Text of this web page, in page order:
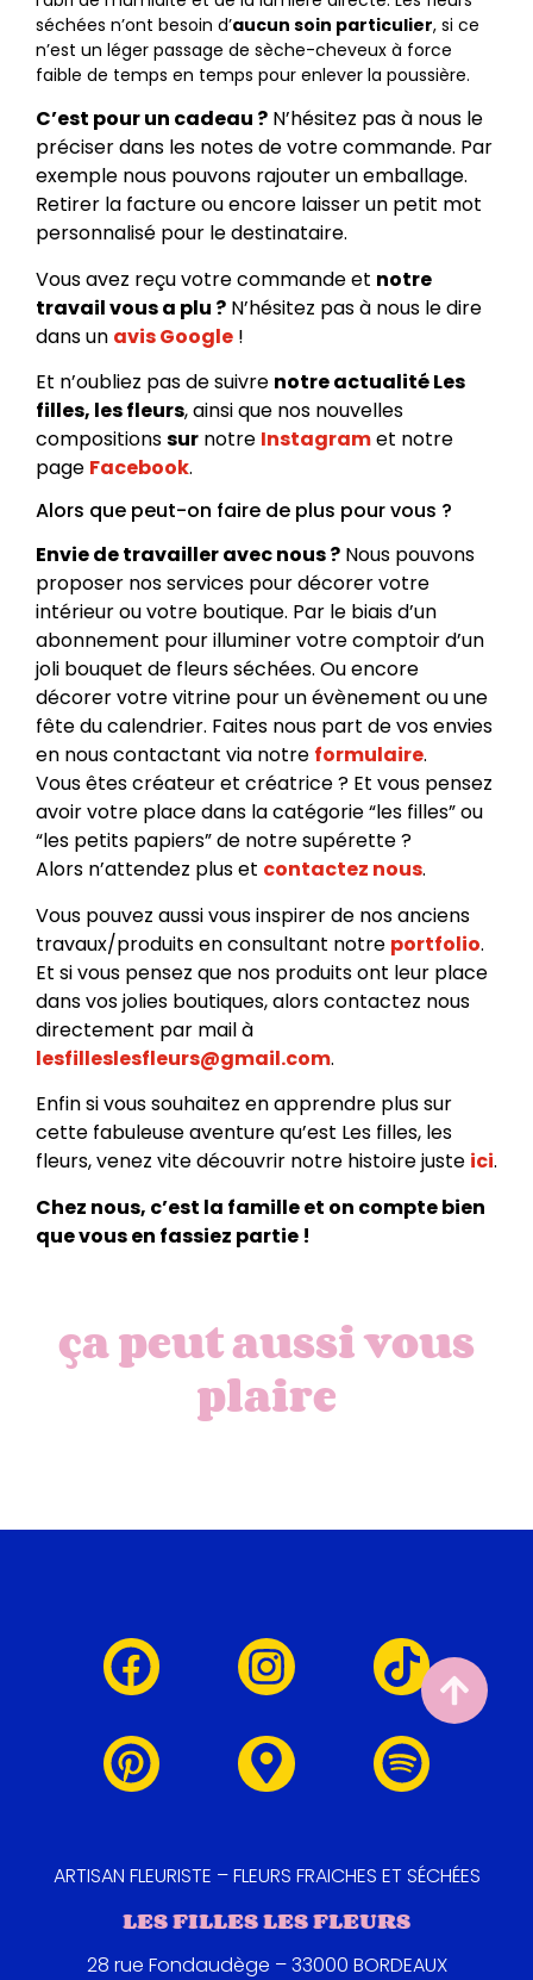
séchées n’ont besoin d’aucun soin particulier, si ce
n’est un léger passage de sèche-cheveux à force
faible de temps en temps pour enlever la poussière.
C’est pour un cadeau ? N’hésitez pas à nous le
préciser dans les notes de votre commande. Par
exemple nous pouvons rajouter un emballage.
Retirer la facture ou encore laisser un petit mot
personnalisé pour le destinataire.
Vous avez reçu votre commande et notre
travail vous a plu ? N’hésitez pas à nous le dire
dans un avis Google !
Et n’oubliez pas de suivre notre actualité Les
filles, les fleurs, ainsi que nos nouvelles
compositionssur notre Instagramet notre
page Facebook.
Alors que peut-on faire de plus pour vous ?
Envie de travailler avec nous ? Nous pouvons
proposer nos services pour décorer votre
intérieur ou votre boutique. Par le biais d’un
abonnement pour illuminer votre comptoir d’un
joli bouquet de fleurs séchées. Ou encore
décorer votre vitrine pour un évènement ou une
fête du calendrier. Faites nous part de vos envies
en nous contactant via notre formulaire.
Vous êtes créateur et créatrice ? Et vous pensez
avoir votre place dans la catégorie “les filles” ou
“les petits papiers” de notre supérette ?
Alors n’attendez plus et contactez nous.
Vous pouvez aussi vous inspirer de nos anciens
travaux/produits en consultant notre portfolio.
Et si vous pensez que nos produits ont leur place
dans vos jolies boutiques, alors contactez nous
directement par mail à
lesfilleslesfleurs@gmail.com.
Enfin si vous souhaitez en apprendre plus sur
cette fabuleuse aventure qu’est Les filles, les
fleurs, venez vite découvrir notre histoire juste ici.
Chez nous, c’est la famille et on compte bien
que vous en fassiez partie !
ça peut aussi vous
plaire
ARTISAN FLEURISTE – FLEURS FRAICHES ET SÉCHÉES
LES FILLES LES FLEURS
28 rue Fondaudège – 33000 BORDEAUX